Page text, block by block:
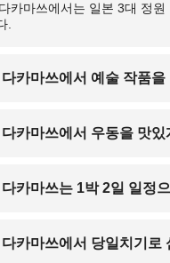
카마쓰에서는 일본 3대 정
.
카마쓰에서 예술 작품
, 다카마쓰항에서 페리를 타
카마쓰에서 우동을 맛
카마쓰는 ‘우동현’이라 불
카마쓰는 1박 2일 일정
, 다카마쓰 시내와 주변 섬
. 카마쓰에서 당일치기로